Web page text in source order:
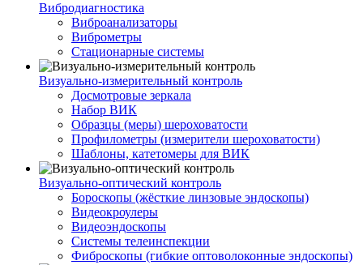
Вибродиагностика
Виброанализаторы
Виброметры
Стационарные системы
Визуально-измерительный контроль
Досмотровые зеркала
Набор ВИК
Образцы (меры) шероховатости
Профилометры (измерители шероховатости)
Шаблоны, катетомеры для ВИК
Визуально-оптический контроль
Бороскопы (жёсткие линзовые эндоскопы)
Видеокроулеры
Видеоэндоскопы
Системы телеинспекции
Фиброскопы (гибкие оптоволоконные эндоскопы)